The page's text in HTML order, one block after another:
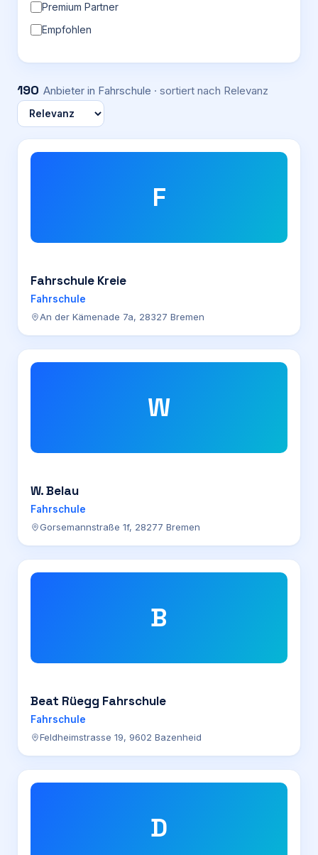
Premium Partner
Empfohlen
190 Anbieter in Fahrschule · sortiert nach Relevanz
F
Fahrschule Kreie
Fahrschule
An der Kämenade 7a, 28327 Bremen
W
W. Belau
Fahrschule
Gorsemannstraße 1f, 28277 Bremen
B
Beat Rüegg Fahrschule
Fahrschule
Feldheimstrasse 19, 9602 Bazenheid
D